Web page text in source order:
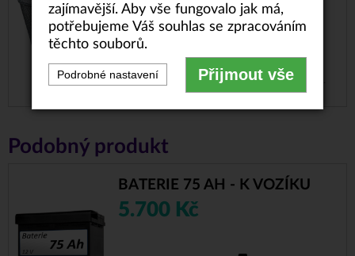
Podobný produkt
BATERIE 75 AH - K VOZÍKU
5.700 Kč
Vysoká
Drátěný košík je praktický doplněk
k elektrickému invalidnímu skútru pro seniory.
Využít ho je možné pro...
zajímavější. Aby vše fungovalo jak má,
potřebujeme Váš souhlas se zpracováním
těchto souborů.
Podrobné nastavení Přijmout vše